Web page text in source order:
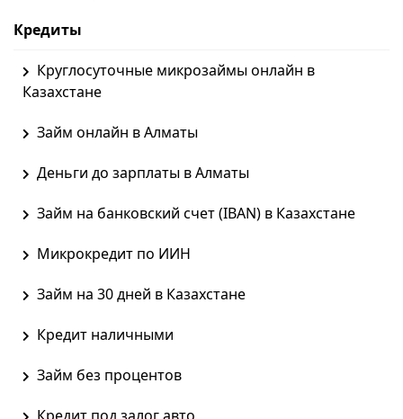
Кредиты
Круглосуточные микрозаймы онлайн в
Казахстане
Займ онлайн в Алматы
Деньги до зарплаты в Алматы
Займ на банковский счет (IBAN) в Казахстане
Микрокредит по ИИН
Займ на 30 дней в Казахстане
Кредит наличными
Займ без процентов